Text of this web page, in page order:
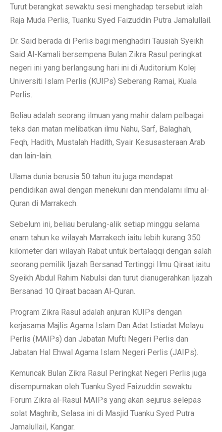
Turut berangkat sewaktu sesi menghadap tersebut ialah
Raja Muda Perlis, Tuanku Syed Faizuddin Putra Jamalullail.
Dr. Said berada di Perlis bagi menghadiri Tausiah Syeikh
Said Al-Kamali bersempena Bulan Zikra Rasul peringkat
negeri ini yang berlangsung hari ini di Auditorium Kolej
Universiti Islam Perlis (KUIPs) Seberang Ramai, Kuala
Perlis.
Beliau adalah seorang ilmuan yang mahir dalam pelbagai
teks dan matan melibatkan ilmu Nahu, Sarf, Balaghah,
Feqh, Hadith, Mustalah Hadith, Syair Kesusasteraan Arab
dan lain-lain.
Ulama dunia berusia 50 tahun itu juga mendapat
pendidikan awal dengan menekuni dan mendalami ilmu al-
Quran di Marrakech.
Sebelum ini, beliau berulang-alik setiap minggu selama
enam tahun ke wilayah Marrakech iaitu lebih kurang 350
kilometer dari wilayah Rabat untuk bertalaqqi dengan salah
seorang pemilik Ijazah Bersanad Tertinggi Ilmu Qiraat iaitu
Syeikh Abdul Rahim Nabulsi dan turut dianugerahkan Ijazah
Bersanad 10 Qiraat bacaan Al-Quran.
Program Zikra Rasul adalah anjuran KUIPs dengan
kerjasama Majlis Agama Islam Dan Adat Istiadat Melayu
Perlis (MAIPs) dan Jabatan Mufti Negeri Perlis dan
Jabatan Hal Ehwal Agama Islam Negeri Perlis (JAIPs).
Kemuncak Bulan Zikra Rasul Peringkat Negeri Perlis juga
disempurnakan oleh Tuanku Syed Faizuddin sewaktu
Forum Zikra al-Rasul MAIPs yang akan sejurus selepas
solat Maghrib, Selasa ini di Masjid Tuanku Syed Putra
Jamalullail, Kangar.